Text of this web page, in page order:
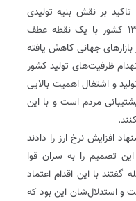
بر نقش بنیه تولیدی
ملی در اقتصاد کشور گفت: سال ۱۳۶۵ کشور با یک نقطه عطف
جهانی کاهش یافته
ظرفیت‌های تولید کشور
و اشتغال اهمیت بالایی
مردم است و با این
افزایش نرخ ارز را دادند
تصمیم را به سران قوا
گفتند با این اقدام اعتماد
و استدلال‌شان این بود که